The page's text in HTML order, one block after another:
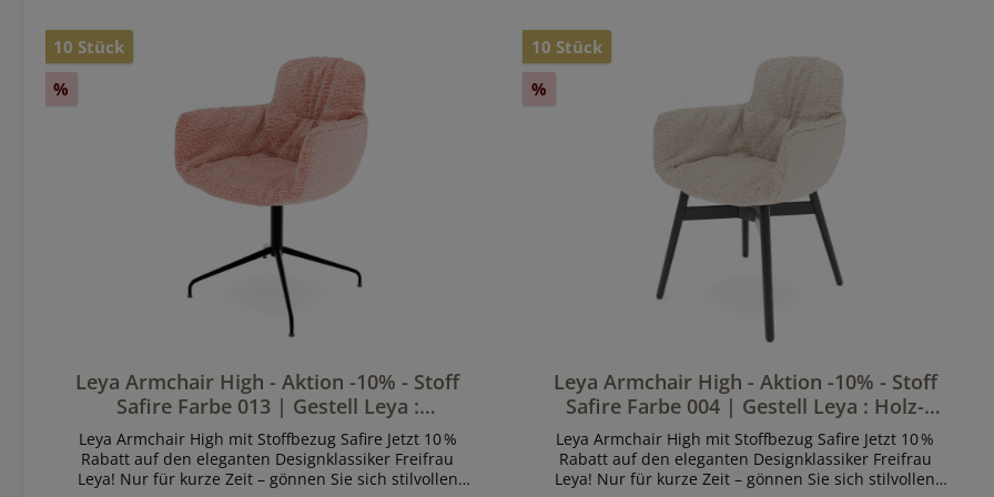
10 Stück
%
Leya Armchair High - Aktion -10% - Stoff
Safire Farbe 013 | Gestell Leya :
Sternfußgestell 2.2.
Leya Armchair High mit Stoffbezug Safire Jetzt 10 %
Rabatt auf den eleganten Designklassiker Freifrau
Leya! Nur für kurze Zeit – gönnen Sie sich stilvollen
10 Stück
%
Leya Armchair High - Aktion -10% - Stoff
Safire Farbe 004 | Gestell Leya : Holz-
Kreuzzarge schwarz 3.2.
Leya Armchair High mit Stoffbezug Safire Jetzt 10 %
Rabatt auf den eleganten Designklassiker Freifrau
Leya! Nur für kurze Zeit – gönnen Sie sich stilvollen